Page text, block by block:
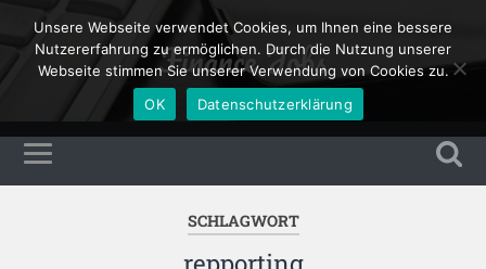
Finance Jobs
SCHLAGWORT
Unsere Webseite verwendet Cookies, um Ihnen eine bessere
Nutzererfahrung zu ermöglichen. Durch die Nutzung unserer
Webseite stimmen Sie unserer Verwendung von Cookies zu.
OK
Datenschutzerklärung